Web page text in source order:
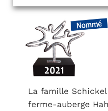
La famille
ferme-auberge